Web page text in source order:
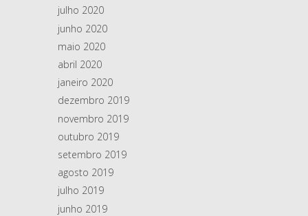
julho 2020
junho 2020
maio 2020
abril 2020
janeiro 2020
dezembro 2019
novembro 2019
outubro 2019
setembro 2019
agosto 2019
julho 2019
junho 2019